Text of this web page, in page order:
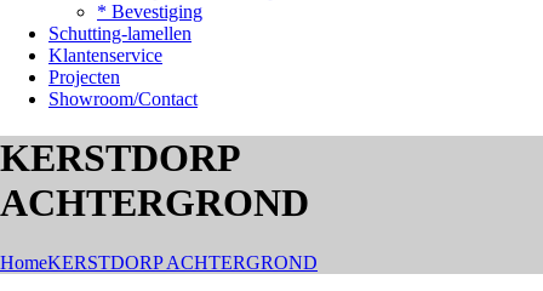
* Bevestiging
Schutting-lamellen
Klantenservice
Projecten
Showroom/Contact
KERSTDORP
ACHTERGROND
HomeKERSTDORP ACHTERGROND